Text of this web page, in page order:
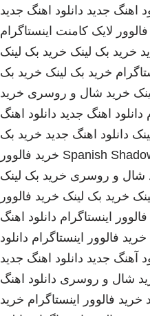
اهنگ جدید دانلود اهنگ جدید
لایک کامنت اینستاگرام
خرید بک لینک خرید بک لینک
خرید بک لینک خرید بک
خرید شال و روسری خرید
دانلود اهنگ جدید دانلود اهنگ
دانلود اهنگ جدید خرید بک
Spanish خرید فالوور
شال و روسری خرید بک لینک
خرید بک لینک خرید فالوور
اینستاگرام دانلود اهنگ
خرید فالوور اینستاگرام دانلود
آهنگ جدید دانلود اهنگ جدید
شال و روسری دانلود اهنگ
خرید فالوور اینستاگرام خرید